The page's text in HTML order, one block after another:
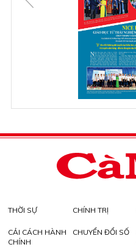
THỜI SỰ CHÍNH TRỊ
CẢI CÁCH HÀNH
CHÍNH
CHUYỂN ĐỔI SỐ